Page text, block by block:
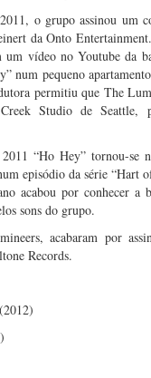
o grupo assinou um
da Onto
um vídeo no Youtube da
num pequeno
permitiu que The
Studio de Seattle,
“Ho Hey” tornou-se
episódio da série
acabou por conhecer a
sons do grupo.
acabaram por
Records.